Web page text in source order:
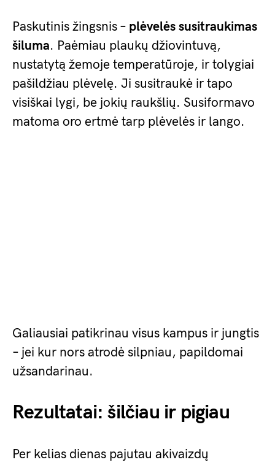
Paskutinis žingsnis – plėvelės susitraukimas
šiluma. Paėmiau plaukų džiovintuvą,
nustatytą žemoje temperatūroje, ir tolygiai
pašildžiau plėvelę. Ji susitraukė ir tapo
visiškai lygi, be jokių raukšlių. Susiformavo
matoma oro ertmė tarp plėvelės ir lango.
Galiausiai patikrinau visus kampus ir jungtis
– jei kur nors atrodė silpniau, papildomai
užsandarinau.
Rezultatai: šilčiau ir pigiau
Per kelias dienas pajutau akivaizdų